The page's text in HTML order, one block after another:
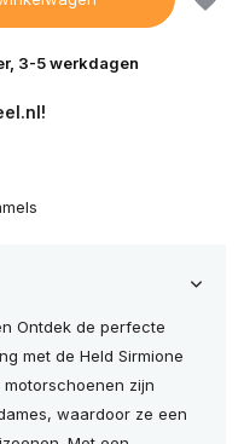
3-5 werkdagen
Ontdek de perfecte
met de Held Sirmione
zijn
waardoor ze een